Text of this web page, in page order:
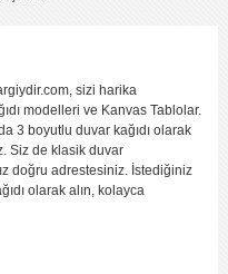
sizi harika
modelleri ve Kanvas Tablolar.
3 boyutlu duvar kağıdı olarak
Siz de klasik duvar
doğru adrestesiniz. İstediğiniz
olarak alın, kolayca